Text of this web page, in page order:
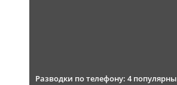
Разводки по телефону: 4